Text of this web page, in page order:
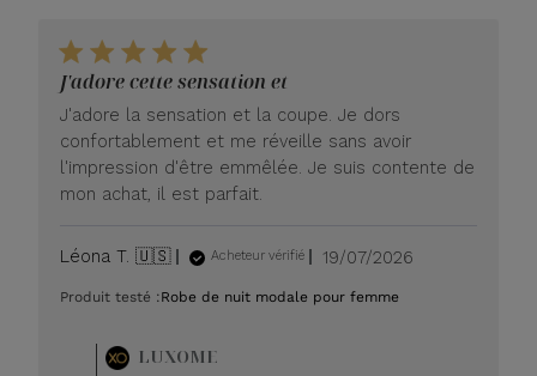
J'adore cette sensation et
J'adore la sensation et la coupe. Je dors
confortablement et me réveille sans avoir
l'impression d'être emmêlée. Je suis contente de
mon achat, il est parfait.
Léona T. 🇺🇸 Acheteur vérifié
Date
publication
19/07/2026
Produit testé :Robe de nuit modale pour femme
LUXOME